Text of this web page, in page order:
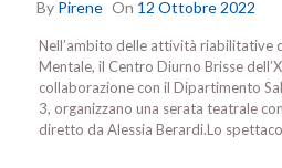
By Pirene On 12 Ottobre 2022
Nell’ambito delle attività riabilitative
Mentale, il Centro Diurno Brisse
collaborazione con il Dipartimento
3, organizzano una serata teatrale
diretto da Alessia Berardi.Lo